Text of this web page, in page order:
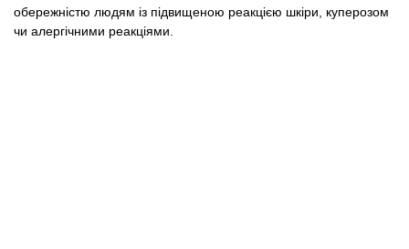
обережністю людям із підвищеною реакцією шкіри, куперозом
чи алергічними реакціями.